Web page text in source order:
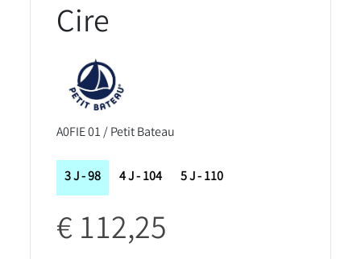
Cire
A0FIE 01 / Petit Bateau
3 J - 98 4 J - 104 5 J - 110
€ 112,25